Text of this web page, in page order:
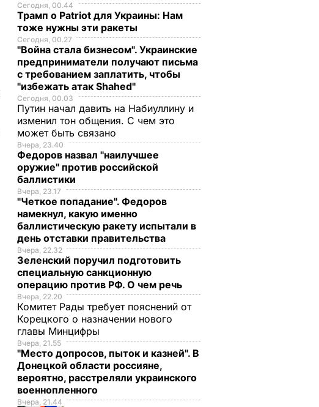
Сегодня, 00.44
Трамп о Patriot для Украины: Нам
тоже нужны эти ракеты
Сегодня, 00.27
"Война стала бизнесом". Украинские
предприниматели получают письма
с требованием заплатить, чтобы
"избежать атак Shahed"
Сегодня, 00.03
Путин начал давить на Набиуллину и
изменил тон общения. С чем это
может быть связано
Вчера, 23.40
Федоров назвал "наилучшее
оружие" против российской
баллистики
Вчера, 23.17
"Четкое попадание". Федоров
намекнул, какую именно
баллистическую ракету испытали в
день отставки правительства
Вчера, 22.32
Зеленский поручил подготовить
специальную санкционную
операцию против РФ. О чем речь
Вчера, 22.20
Комитет Рады требует пояснений от
Корецкого о назначении нового
главы Минцифры
Вчера, 21.55
"Место допросов, пыток и казней". В
Донецкой области россияне,
вероятно, расстреляли украинского
военнопленного
Вчера, 21.44